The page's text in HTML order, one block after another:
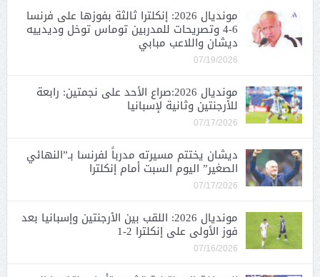
مونديال 2026: إنكلترا ثالثة بفوزها على فرنسا
6-4 وتصريحات للمدربين توماس توخل وديدييه
ديشان واللاعب مبابي
07/19/2026
مونديال 2026:صراع الأحد على نجمتين: رابعة
للأرجنتين وثانية لإسبانيا
07/17/2026
ديشان يختتم مسيرته مدرباً لفرنسا بـ”النهائي
الصغير” اليوم السبت أمام إنكلترا
07/17/2026
مونديال 2026: اللقب بين الأرجنتين وإسبانيا بعد
فوز الأولى على إنكلترا 2-1
07/16/2026